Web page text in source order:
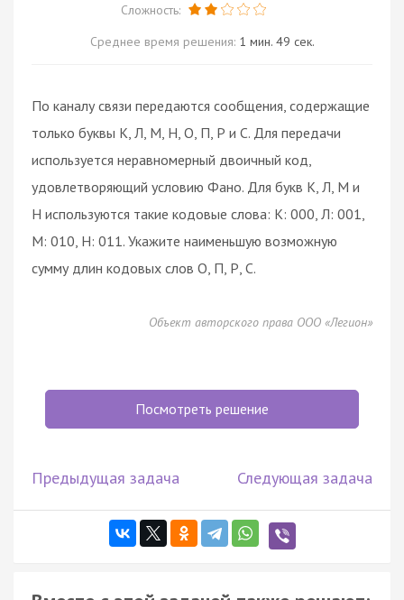
Сложность:
Среднее время решения: 1 мин. 49 сек.
По каналу связи передаются сообщения, содержащие
только буквы К, Л, М, Н, О, П, Р и С. Для передачи
используется неравномерный двоичный код,
удовлетворяющий условию Фано. Для букв К, Л, М и
Н используются такие кодовые слова: К: 000, Л: 001,
М: 010, Н: 011. Укажите наименьшую возможную
сумму длин кодовых слов О, П, Р, С.
Объект авторского права ООО «Легион»
Посмотреть решение
Предыдущая задача Следующая задача